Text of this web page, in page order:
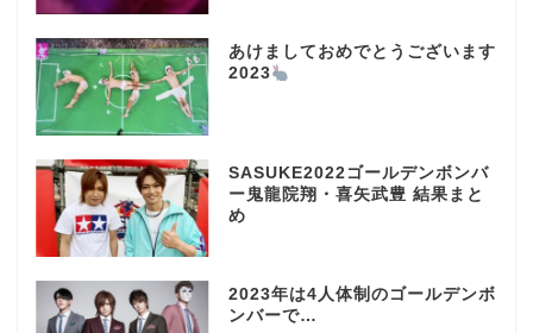
あけましておめでとうございます
2023
SASUKE2022ゴールデンボンバ
ー鬼龍院翔・喜矢武豊 結果まと
め
2023年は4人体制のゴールデンボ
ンバーで…